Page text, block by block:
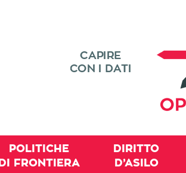
POLITICHE
DI FRONTIERA
DIRITTO
D’ASILO